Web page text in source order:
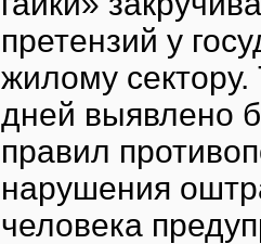
претензий у
жилому сектору.
дней выявлено
правил
нарушения
человека